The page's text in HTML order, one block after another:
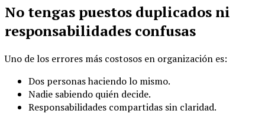
No tengas puestos duplicados ni
responsabilidades confusas
Uno de los errores más costosos en organización es:
Dos personas haciendo lo mismo.
Nadie sabiendo quién decide.
Responsabilidades compartidas sin claridad.